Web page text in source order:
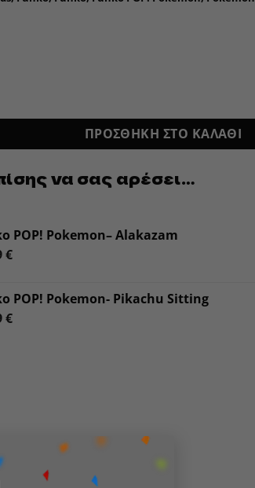
×
ΠΡΟΣΘΉΚΗ ΣΤΟ ΚΑΛΆΘΙ
να σας αρέσει…
POP! Pokemon– Alakazam
€
POP! Pokemon- Pikachu Sitting
€